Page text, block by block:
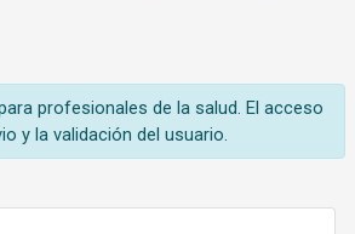
profesionales de la salud. El acceso
y la validación del usuario.